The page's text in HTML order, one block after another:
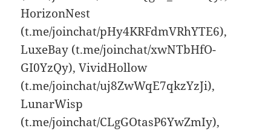
HorizonNest
(t.me/joinchat/pHy4KRFdmVRhYTE6),
LuxeBay (t.me/joinchat/xwNTbHfO-
GI0YzQy), VividHollow
(t.me/joinchat/uj8ZwWqE7qkzYzJi),
LunarWisp
(t.me/joinchat/CLgGOtasP6YwZmIy),